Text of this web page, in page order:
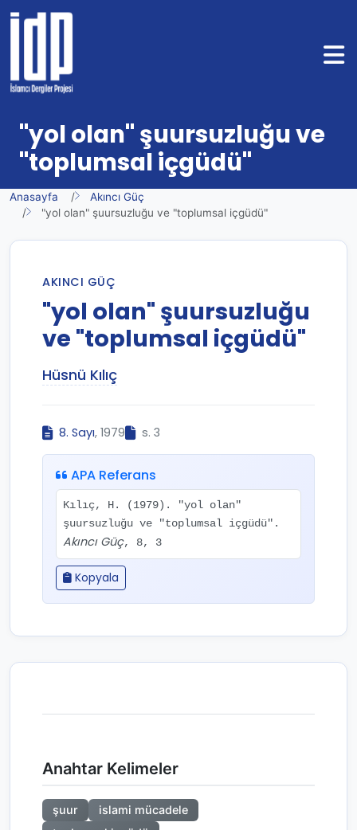
"yol olan" şuursuzluğu ve
"toplumsal içgüdü"
Anasayfa
Akıncı Güç
"yol olan" şuursuzluğu ve "toplumsal içgüdü"
AKINCI GÜÇ
"yol olan" şuursuzluğu
ve "toplumsal içgüdü"
Hüsnü Kılıç
8. Sayı, 1979 s. 3
APA Referans
Kılıç, H. (1979). "yol olan"
şuursuzluğu ve "toplumsal içgüdü".
Akıncı Güç, 8, 3
Kopyala
Anahtar Kelimeler
şuur
islami mücadele